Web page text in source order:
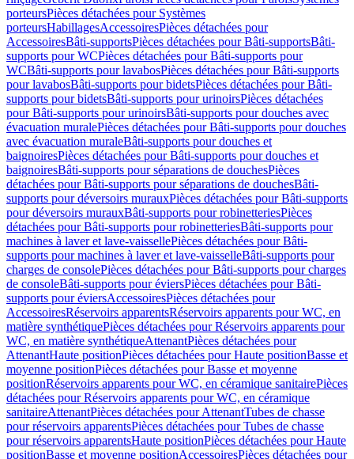
porteursPièces détachées pour Systèmes
porteursHabillagesAccessoiresPièces détachées pour
AccessoiresBâti-supportsPièces détachées pour Bâti-supportsBâti-
supports pour WCPièces détachées pour Bâti-supports pour
WCBâti-supports pour lavabosPièces détachées pour Bâti-supports
pour lavabosBâti-supports pour bidetsPièces détachées pour Bâti-
supports pour bidetsBâti-supports pour urinoirsPièces détachées
pour Bâti-supports pour urinoirsBâti-supports pour douches avec
évacuation muralePièces détachées pour Bâti-supports pour douches
avec évacuation muraleBâti-supports pour douches et
baignoiresPièces détachées pour Bâti-supports pour douches et
baignoiresBâti-supports pour séparations de douchesPièces
détachées pour Bâti-supports pour séparations de douchesBâti-
supports pour déversoirs murauxPièces détachées pour Bâti-supports
pour déversoirs murauxBâti-supports pour robinetteriesPièces
détachées pour Bâti-supports pour robinetteriesBâti-supports pour
machines à laver et lave-vaissellePièces détachées pour Bâti-
supports pour machines à laver et lave-vaisselleBâti-supports pour
charges de consolePièces détachées pour Bâti-supports pour charges
de consoleBâti-supports pour éviersPièces détachées pour Bâti-
supports pour éviersAccessoiresPièces détachées pour
AccessoiresRéservoirs apparentsRéservoirs apparents pour WC, en
matière synthétiquePièces détachées pour Réservoirs apparents pour
WC, en matière synthétiqueAttenantPièces détachées pour
AttenantHaute positionPièces détachées pour Haute positionBasse et
moyenne positionPièces détachées pour Basse et moyenne
positionRéservoirs apparents pour WC, en céramique sanitairePièces
détachées pour Réservoirs apparents pour WC, en céramique
sanitaireAttenantPièces détachées pour AttenantTubes de chasse
pour réservoirs apparentsPièces détachées pour Tubes de chasse
pour réservoirs apparentsHaute positionPièces détachées pour Haute
positionBasse et moyenne positionAccessoiresPièces détachées pour